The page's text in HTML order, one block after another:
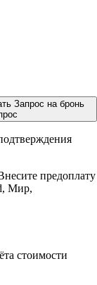
Запрос на бронь
предоплату
Мир,
стоимости